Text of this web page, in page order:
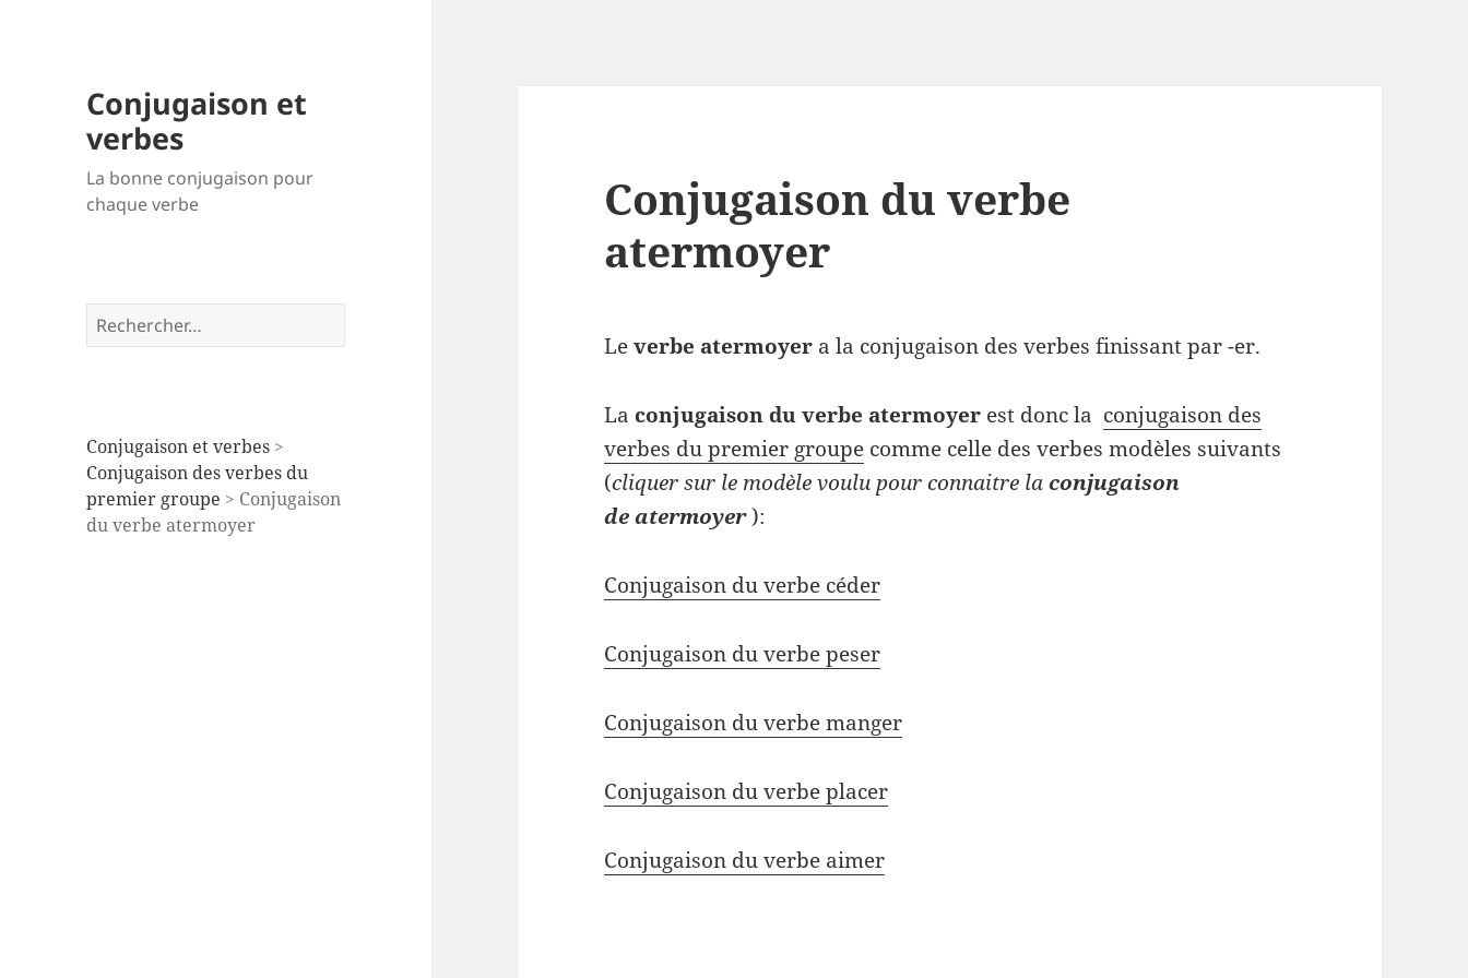
Conjugaison et
verbes
La bonne conjugaison pour
chaque verbe
Rechercher :
Conjugaison et verbes >
Conjugaison des verbes du
premier groupe > Conjugaison
du verbe atermoyer
Conjugaison du verbe
atermoyer
Leverbe atermoyer a la conjugaison des verbes finissant par -er.
La conjugaison du verbe atermoyer est donc la conjugaison des
verbes du premier groupe comme celle des verbes modèles suivants
(cliquer sur le modèle voulu pour connaitre laconjugaison
de atermoyer):
Conjugaison du verbe céder
Conjugaison du verbe peser
Conjugaison du verbe manger
Conjugaison du verbe placer
Conjugaison du verbe aimer